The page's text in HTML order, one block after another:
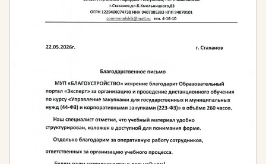
Юрисконсультам
Конфликтологам
Специалистам любого профиля, желающим
получить новую профессию
Требования к образованию для работы в